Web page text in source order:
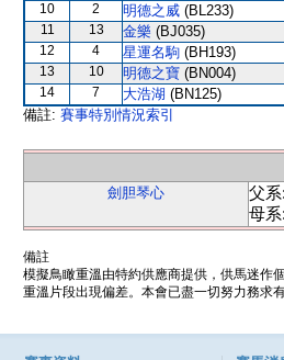
10 2 明德之威 (BL233)
11 13 金樂 (BJ035)
12 4 星運名駒 (BH193)
13 10 明德之寶 (BN004)
14 7 大浩湖 (BN125)
備註: 賽事特別情況索引
劍胆琴心
父
母
備註
模擬鳥瞰重溫由特約供應商提供，供馬迷作
重溫片段出現偏差。本會已盡一切努力務求